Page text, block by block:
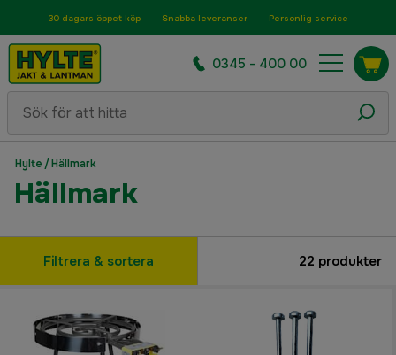
30 dagars öppet köp Snabba leveranser Personlig service
0345 - 400 00
Hylte /Hällmark
Hällmark
Filtrera & sortera 22 produkter